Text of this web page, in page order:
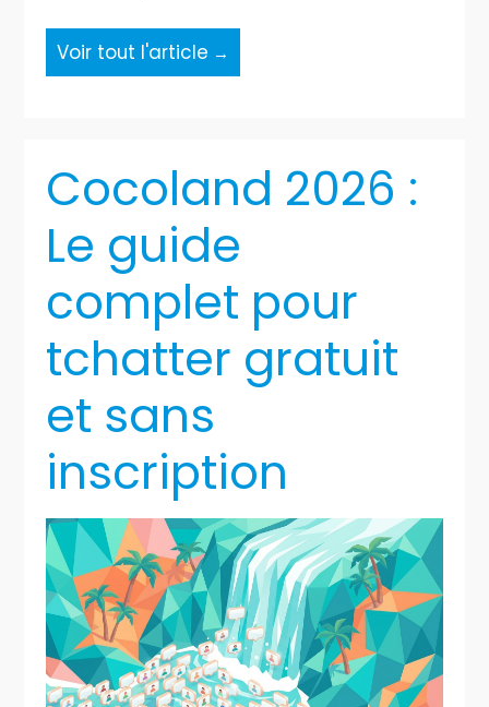
Voir tout l'article
Cocoland 2026 :
Le guide
complet pour
tchatter gratuit
et sans
inscription